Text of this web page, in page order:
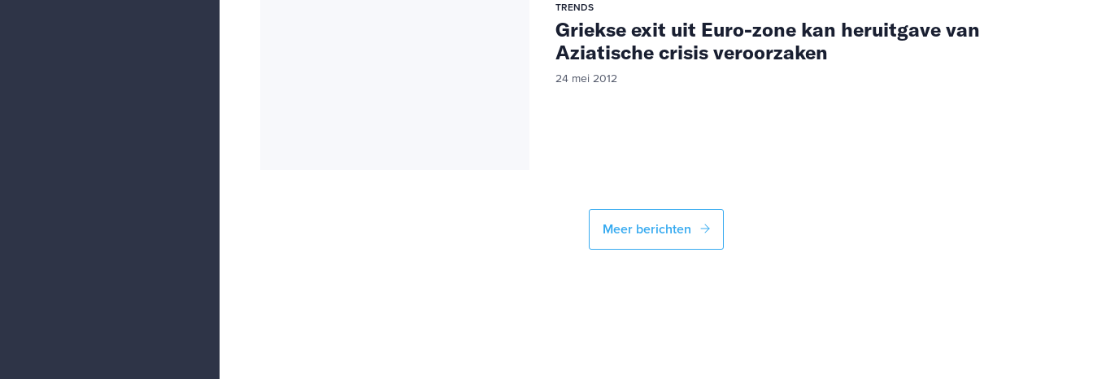
TRENDS
Griekse exit uit Euro-zone kan heruitgave van
Aziatische crisis veroorzaken
24 mei 2012
Meer berichten